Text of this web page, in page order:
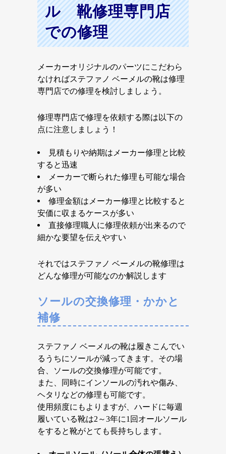
ル 靴修理専門店
での修理
メーカーオリジナルのパーツにこだわら
なければステファノ ベーメルの靴は修理
専門店での修理を検討しましょう。
修理専門店で修理を依頼する際は以下の
点に注意しましょう！
見積もりや納期はメーカー修理と比較
すると迅速
メーカーで断られた修理も可能な場合
が多い
修理金額はメーカー修理と比較すると
安価に収まるケースが多い
直接修理職人に修理依頼が出来るので
細かな要望を伝えやすい
それではステファノ ベーメルの靴修理は
どんな修理が可能なのか解説します
ソールの交換修理・かかと
補修
ステファノ ベーメルの靴は履きこんでい
るうちにソールが減ってきます。その場
合、ソールの交換修理が可能です。
また、同時にインソールの汚れや傷み、
ヘタリなどの修理も可能です。
使用頻度にもよりますが、ハードに毎週
履いている靴は2～3年に1回オールソール
をすると靴がとても長持ちします。